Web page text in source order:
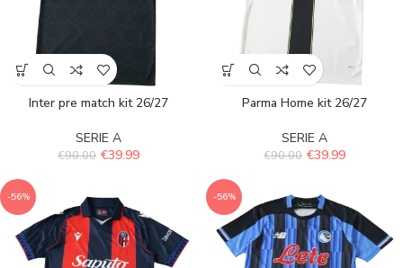
Inter pre match kit 26/27
SERIE A
€90.00 €39.99
Parma Home kit 26/27
SERIE A
€90.00 €39.99
-56% -56%